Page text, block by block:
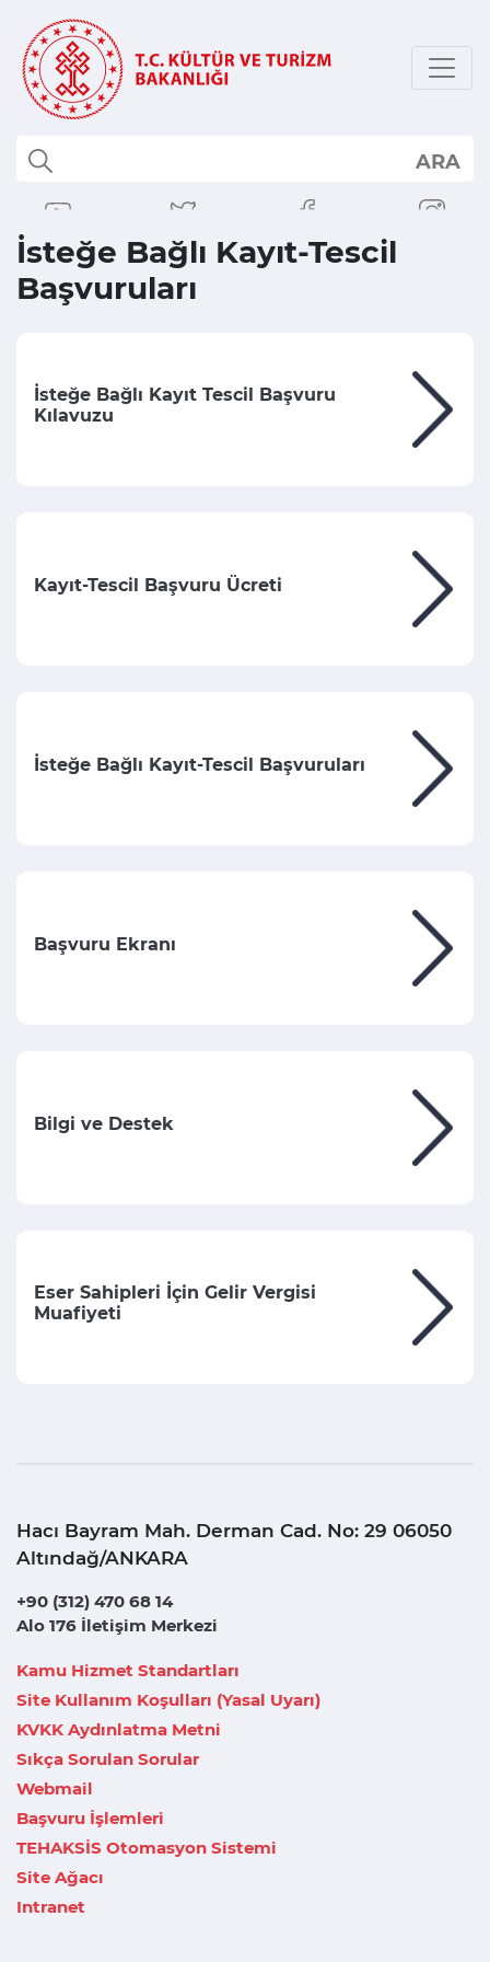
ARA
Neredeyim :
Başvuru İşlemleri
İsteğe Bağlı Kayıt-Tescil
Başvuruları
İsteğe Bağlı Kayıt Tescil Başvuru
Kılavuzu
Kayıt-Tescil Başvuru Ücreti
İsteğe Bağlı Kayıt-Tescil Başvuruları
Başvuru Ekranı
Bilgi ve Destek
Eser Sahipleri İçin Gelir Vergisi
Muafiyeti
Hacı Bayram Mah. Derman Cad. No: 29 06050
Altındağ/ANKARA
+90 (312) 470 68 14
Alo 176 İletişim Merkezi
Kamu Hizmet Standartları
Site Kullanım Koşulları (Yasal Uyarı)
KVKK Aydınlatma Metni
Sıkça Sorulan Sorular
Webmail
Başvuru İşlemleri
TEHAKSİS Otomasyon Sistemi
Site Ağacı
Intranet